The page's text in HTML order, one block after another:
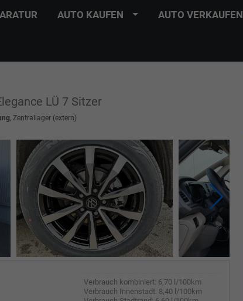
AUTO KAUFEN AUTO VERKAUFEN
LÜ 7 Sitzer
, Zentrallager (extern)
Verbrauch kombiniert: 6,70 l/100km
Verbrauch Innenstadt: 8,40 l/100km